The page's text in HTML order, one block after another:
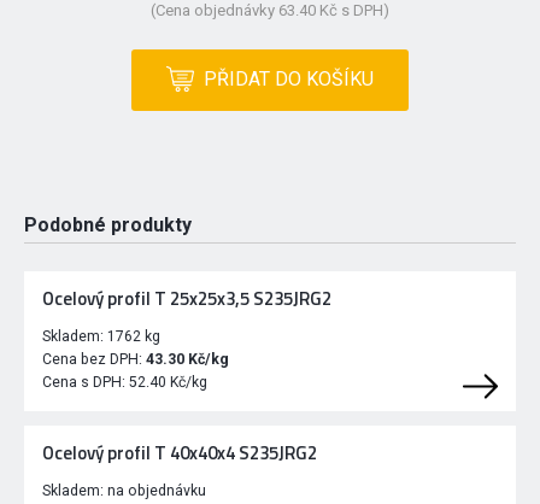
(Cena objednávky 63.40 Kč s DPH)
PŘIDAT DO KOŠÍKU
Podobné produkty
Ocelový profil T 25x25x3,5 S235JRG2
Skladem: 1762 kg
Cena bez DPH: 43.30 Kč/kg
Cena s DPH: 52.40 Kč/kg
Ocelový profil T 40x40x4 S235JRG2
Skladem: na objednávku